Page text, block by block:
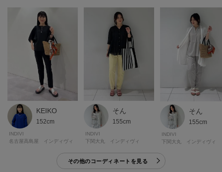
モデル情報：身長167cm B78 W61 H87 着用サイズ：38(M)
KEIKO
152cm
INDIVI
名古屋高島屋 インディヴィ
そん
155cm
INDIVI
下関大丸 インディヴィ
そん
155cm
INDIVI
下関大丸 インディヴィ
その他のコーディネートを見る